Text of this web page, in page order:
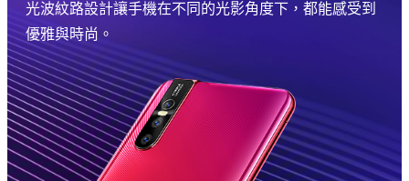
光波紋路設計讓手機在不同的光影角度下，都能感受到
優雅與時尚。